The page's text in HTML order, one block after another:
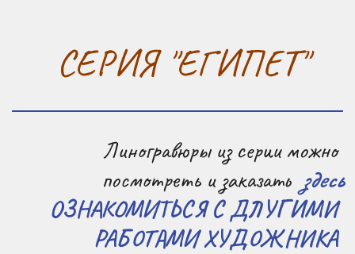
СЕРИЯ "ЕГИПЕТ"
Линогравюры из серии можно
посмотреть и заказать здесь
ОЗНАКОМИТЬСЯ С ДЛУГИМИ
РАБОТАМИ ХУДОЖНИКА